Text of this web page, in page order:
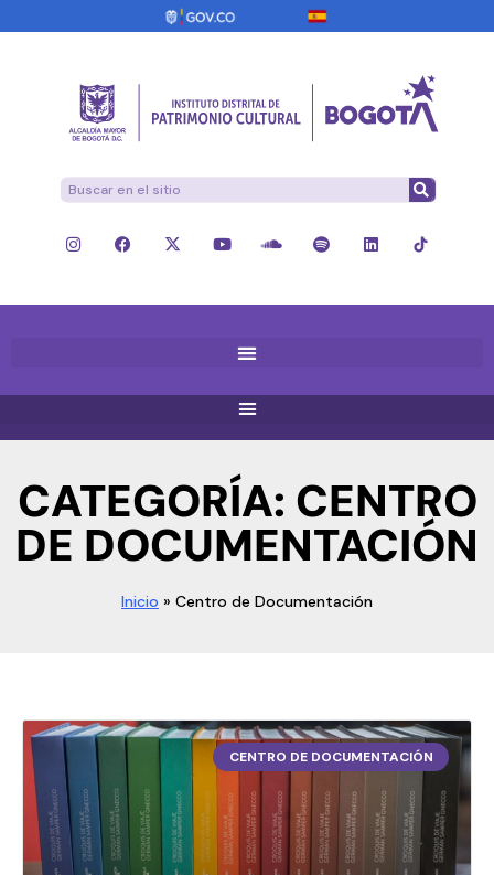
CATEGORÍA: CENTRO
DE DOCUMENTACIÓN
Inicio » Centro de Documentación
CENTRO DE DOCUMENTACIÓN